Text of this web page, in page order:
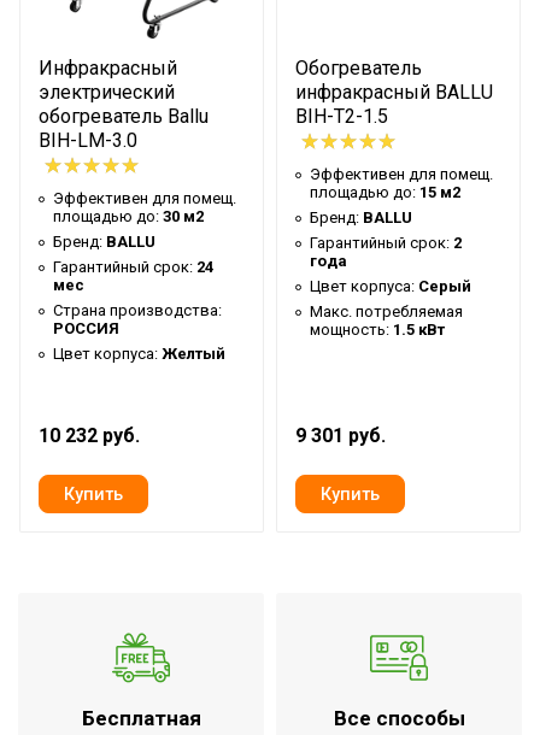
площадью до
Вид управления
Механическое
Тип термостата
Механический
Ступени мощности
обогрева, кВт
3,00 кВт
Количество режимов
нагрева
1
Индикация включения
Да
Защита от перегрева
Да
Класс
(крепления)
Настенная
Макс. потребляемая
мощность
3 кВт
Длина кабеля
Инфракрасный
электрический
обогреватель Ballu
BIH-LM-3.0
Эффективен для помещ.
площадью до: 30 м2
Бренд: BALLU
Гарантийный срок: 24
мес
Страна производства:
РОССИЯ
Цвет корпуса: Желтый
10 232 руб.
Обогреватель
инфракрасный BALLU
BIH-T2-1.5
Эффективен для помещ.
площадью до: 15 м2
Бренд: BALLU
Гарантийный срок: 2
года
Цвет корпуса: Серый
Макс. потребляемая
мощность: 1.5 кВт
9 301 руб.
Бесплатная
Все способы